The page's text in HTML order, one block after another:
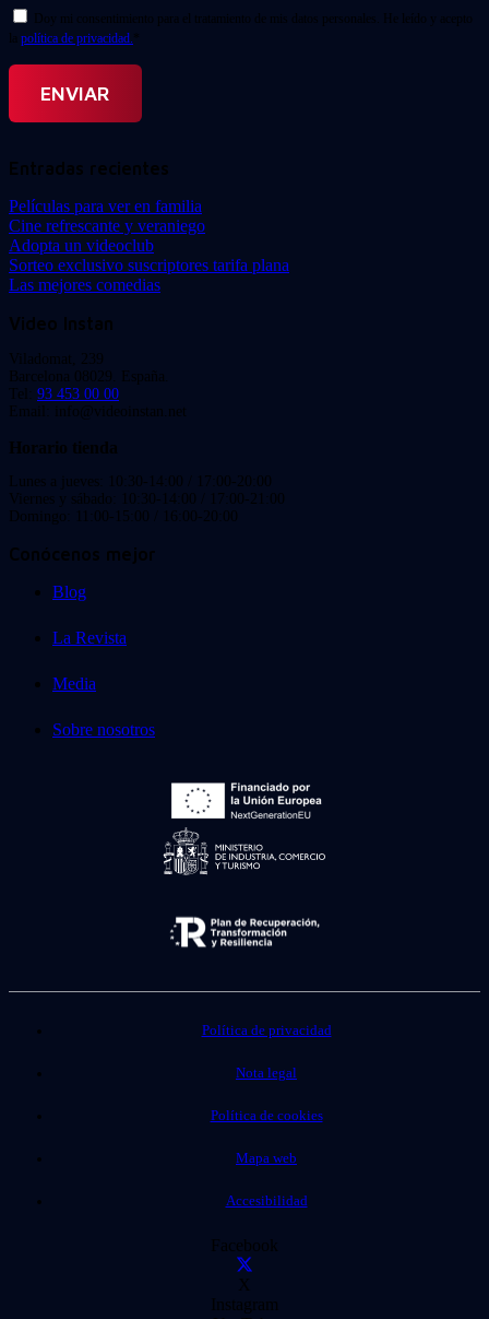
Doy mi consentimiento para el tratamiento de mis datos personales. He leído y acepto
la política de privacidad. *
Entradas recientes
Películas para ver en familia
Cine refrescante y veraniego
Adopta un videoclub
Sorteo exclusivo suscriptores tarifa plana
Las mejores comedias
Video Instan
Viladomat, 239
Barcelona 08029. España.
Tel: 93 453 00 00
Email: info@videoinstan.net
Horario tienda
Lunes a jueves: 10:30-14:00 / 17:00-20:00
Viernes y sábado: 10:30-14:00 / 17:00-21:00
Domingo: 11:00-15:00 / 16:00-20:00
Conócenos mejor
Blog
La Revista
Media
Sobre nosotros
Política de privacidad
Nota legal
Política de cookies
Mapa web
Accesibilidad
Facebook
X
Instagram